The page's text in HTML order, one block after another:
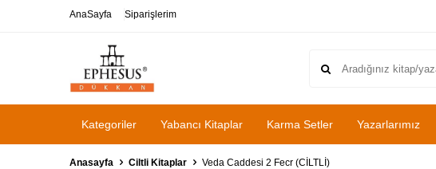
AnaSayfa Siparişlerim
Kategoriler Yabancı Kitaplar Karma Setler Yazarlarımız
Anasayfa Ciltli Kitaplar Veda Caddesi 2 Fecr (CİLTLİ)